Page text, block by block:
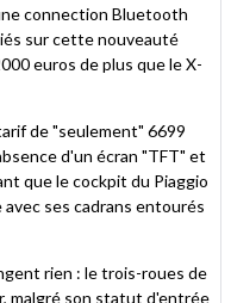
connection Bluetooth
sur cette nouveauté
euros de plus que le X-
de "seulement" 6699
d'un écran "TFT" et
que le cockpit du Piaggio
ses cadrans entourés
rien : le trois-roues de
malgré son statut d'entrée